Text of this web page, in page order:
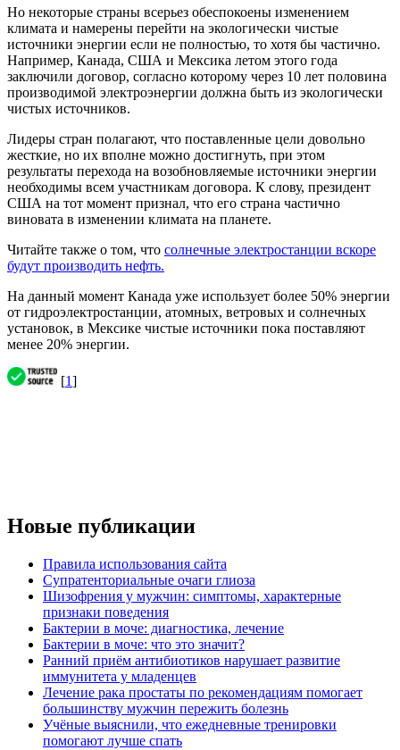
Но некоторые страны всерьез обеспокоены изменением
климата и намерены перейти на экологически чистые
источники энергии если не полностью, то хотя бы частично.
Например, Канада, США и Мексика летом этого года
заключили договор, согласно которому через 10 лет половина
производимой электроэнергии должна быть из экологически
чистых источников.
Лидеры стран полагают, что поставленные цели довольно
жесткие, но их вполне можно достигнуть, при этом
результаты перехода на возобновляемые источники энергии
необходимы всем участникам договора. К слову, президент
США на тот момент признал, что его страна частично
виновата в изменении климата на планете.
Читайте также о том, что солнечные электростанции вскоре
будут производить нефть.
На данный момент Канада уже использует более 50% энергии
от гидроэлектростанции, атомных, ветровых и солнечных
установок, в Мексике чистые источники пока поставляют
менее 20% энергии.
[1]
Новые публикации
Правила использования сайта
Супратенториальные очаги глиоза
Шизофрения у мужчин: симптомы, характерные
признаки поведения
Бактерии в моче: диагностика, лечение
Бактерии в моче: что это значит?
Ранний приём антибиотиков нарушает развитие
иммунитета у младенцев
Лечение рака простаты по рекомендациям помогает
большинству мужчин пережить болезнь
Учёные выяснили, что ежедневные тренировки
помогают лучше спать